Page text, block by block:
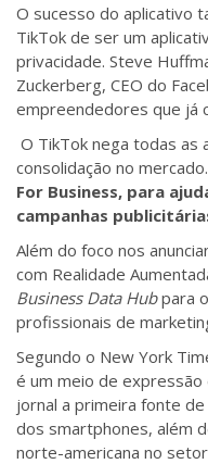
O sucesso do aplicativo
TikTok de ser um
privacidade. Steve
Zuckerberg, CEO do
empreendedores que já
O TikTok nega todas as
consolidação no mercado.
For Business, para
campanhas
Além do foco nos
com Realidade
Business Data Hubpara
profissionais de
Segundo o New York
é um meio de
jornal a primeira fonte
dos smartphones, além
norte-americana no